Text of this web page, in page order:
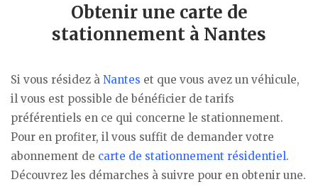
Obtenir une carte de
stationnement à Nantes
Si vous résidez à Nantes et que vous avez un véhicule,
il vous est possible de bénéficier de tarifs
préférentiels en ce qui concerne le stationnement.
Pour en profiter, il vous suffit de demander votre
abonnement de carte de stationnement résidentiel.
Découvrez les démarches à suivre pour en obtenir une.